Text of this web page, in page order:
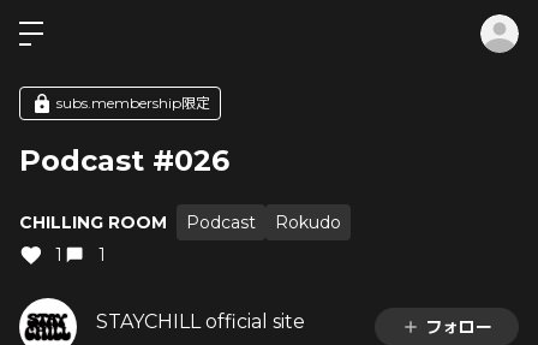
subs.membership限定
Podcast #026
CHILLING ROOM Podcast
Rokudo
1
1
STAYCHILL official site フォロー